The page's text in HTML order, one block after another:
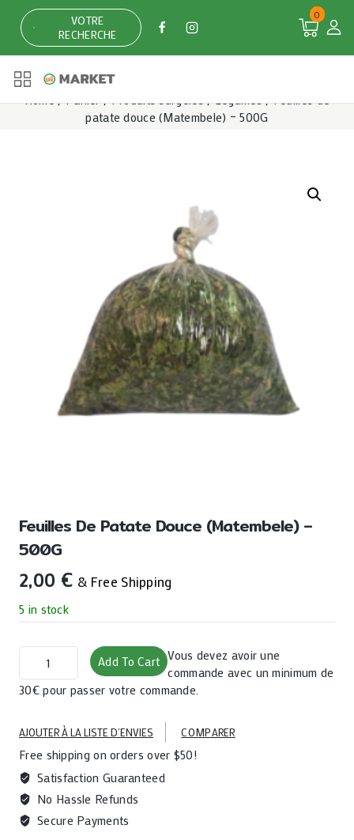
content
VOTRE
RECHERCHE
0
Home / Panier / Produits surgelés / Légumes / Feuilles de
patate douce (Matembele) – 500G
Feuilles De Patate Douce (Matembele) –
500G
2,00 € & Free Shipping
5 in stock
Feuilles
patate
(Matembele)
-
500G
quantity
Add To Cart Vous devez avoir une
commande avec un minimum de
30€ pour passer votre commande.
AJOUTER À LA LISTE D’ENVIES COMPARER
Free shipping on orders over $50!
Satisfaction Guaranteed
No Hassle Refunds
Secure Payments